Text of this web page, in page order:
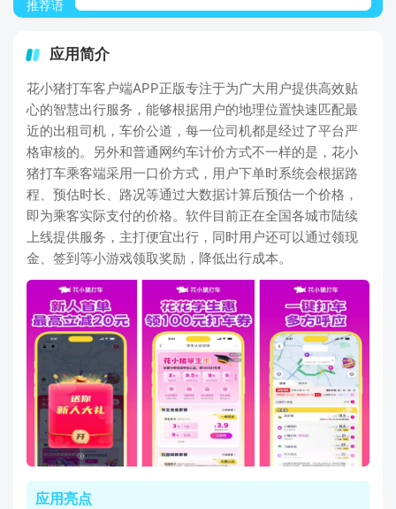
推荐语
应用简介
花小猪打车客户端APP正版专注于为广大用户提供高效贴
心的智慧出行服务，能够根据用户的地理位置快速匹配最
近的出租司机，车价公道，每一位司机都是经过了平台严
格审核的。另外和普通网约车计价方式不一样的是，花小
猪打车乘客端采用一口价方式，用户下单时系统会根据路
程、预估时长、路况等通过大数据计算后预估一个价格，
即为乘客实际支付的价格。软件目前正在全国各城市陆续
上线提供服务，主打便宜出行，同时用户还可以通过领现
金、签到等小游戏领取奖励，降低出行成本。
应用亮点